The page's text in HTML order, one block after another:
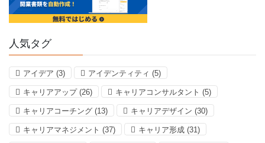
人気タグ
アイデア (3) アイデンティティ (5)
キャリアアップ(26) キャリアコンサルタント (5)
キャリアコーチング (13) キャリアデザイン (30)
キャリアマネジメント (37) キャリア形成 (31)